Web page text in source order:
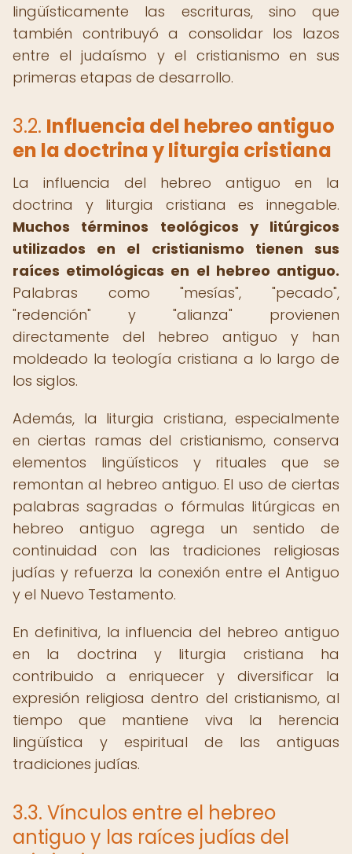
lingüísticamente las escrituras, sino que
también contribuyó a consolidar los lazos
entre el judaísmo y el cristianismo en sus
primeras etapas de desarrollo.
3.2. Influencia del hebreo antiguo
en la doctrina y liturgia cristiana
La influencia del hebreo antiguo en la
doctrina y liturgia cristiana es innegable.
Muchos términos teológicos y litúrgicos
utilizados en el cristianismo tienen sus
raíces etimológicas en el hebreo antiguo.
Palabras como "mesías", "pecado",
"redención" y "alianza" provienen
directamente del hebreo antiguo y han
moldeado la teología cristiana a lo largo de
los siglos.
Además, la liturgia cristiana, especialmente
en ciertas ramas del cristianismo, conserva
elementos lingüísticos y rituales que se
remontan al hebreo antiguo. El uso de ciertas
palabras sagradas o fórmulas litúrgicas en
hebreo antiguo agrega un sentido de
continuidad con las tradiciones religiosas
judías y refuerza la conexión entre el Antiguo
y el Nuevo Testamento.
En definitiva, la influencia del hebreo antiguo
en la doctrina y liturgia cristiana ha
contribuido a enriquecer y diversificar la
expresión religiosa dentro del cristianismo, al
tiempo que mantiene viva la herencia
lingüística y espiritual de las antiguas
tradiciones judías.
3.3. Vínculos entre el hebreo
antiguo y las raíces judías del